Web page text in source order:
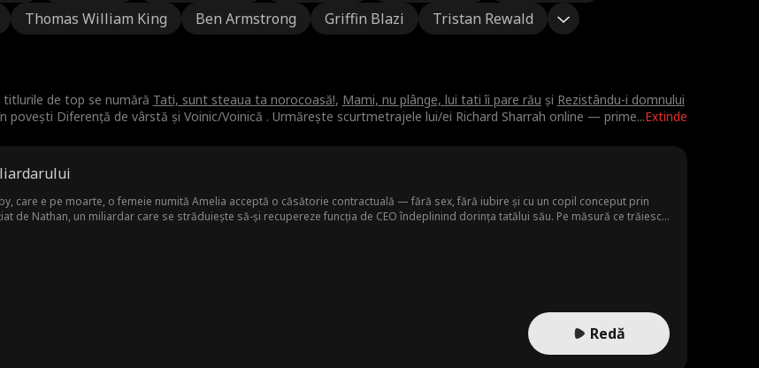
Thomas William King Ben Armstrong Griffin Blazi Tristan Rewald
Extinde
titlurile de top se numără Tati, sunt steaua ta norocoasă!, Mami, nu plânge, lui tati îi pare rău și Rezistându-i domnului
povești Diferență de vârstă și Voinic/Voinică . Urmărește scurtmetrajele lui/ei Richard Sharrah online — prime...
care e pe moarte, o femeie numită Amelia acceptă o căsătorie contractuală — fără sex, fără iubire și cu un copil conceput prin
de Nathan, un miliardar care se străduiește să-și recupereze funcția de CEO îndeplinind dorința tatălui său. Pe măsură ce trăiesc
Redă